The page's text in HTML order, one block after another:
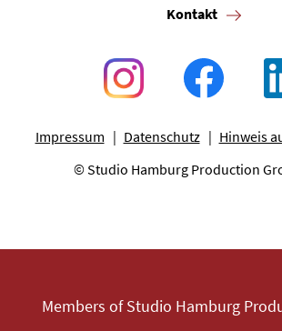
Kontakt
Impressum Datenschutz
Hinweis
© Studio Hamburg Production
Members of Studio Hamburg